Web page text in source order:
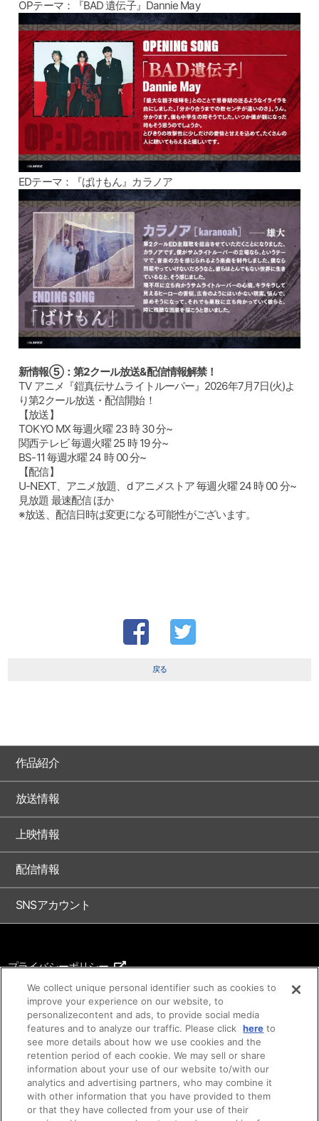
OPテーマ：『BAD 遺伝子』Dannie May
EDテーマ：『ばけもん』カラノア
新情報⑤：第2クール放送&配信情報解禁！
TV アニメ『鎧真伝サムライトルーパー』2026年7月7日(火)よ
り第2クール放送・配信開始！
【放送】
TOKYO MX 毎週火曜 23 時 30 分~
関西テレビ 毎週火曜 25 時 19 分~
BS-11 毎週水曜 24 時 00 分~
【配信】
U-NEXT、アニメ放題、d アニメストア 毎週火曜 24 時 00 分~
見放題 最速配信 ほか
※放送、配信日時は変更になる可能性がございます。
戻る
作品紹介
放送情報
上映情報
配信情報
SNSアカウント
プライバシーポリシー
ご利用条件
著作権について
アイデア等のご提案について
We collect unique personal identifier such as cookies to
improve your experience on our website, to
personalizecontent and ads, to provide social media
features and to analyze our traffic. Please click here to
see more details about how we use cookies and the
retention period of each cookie. We may sell or share
information about your use of our website to/with our
analytics and advertising partners, who may combine it
with other information that you have provided to them
or that they have collected from your use of their